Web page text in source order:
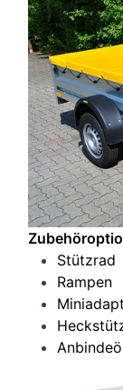
Stützrad
Rampen